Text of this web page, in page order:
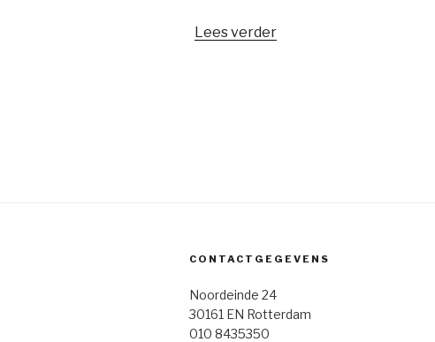
Lees verder“Lage
CONTACTGEGEVENS
Noordeinde 24
30161 EN Rotterdam
010 8435350